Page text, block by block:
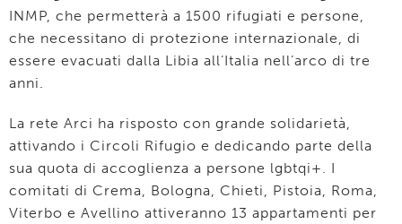
INMP, che permetterà a 1500 rifugiati e persone,
che necessitano di protezione internazionale, di
essere evacuati dalla Libia all’Italia nell’arco di tre
anni.
La rete Arci ha risposto con grande solidarietà,
attivando i Circoli Rifugio e dedicando parte della
sua quota di accoglienza a persone lgbtqi+. I
comitati di Crema, Bologna, Chieti, Pistoia, Roma,
Viterbo e Avellino attiveranno 13 appartamenti per